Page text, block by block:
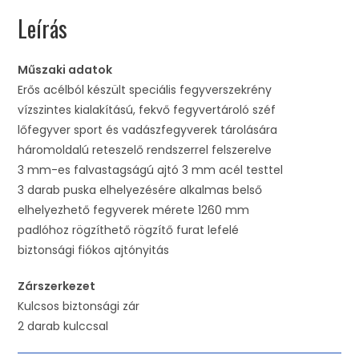
Leírás
Műszaki adatok
Erős acélból készült speciális fegyverszekrény
vízszintes kialakítású, fekvő fegyvertároló széf
lőfegyver sport és vadászfegyverek tárolására
háromoldalú reteszelő rendszerrel felszerelve
3 mm-es falvastagságú ajtó 3 mm acél testtel
3 darab puska elhelyezésére alkalmas belső
elhelyezhető fegyverek mérete 1260 mm
padlóhoz rögzíthető rögzítő furat lefelé
biztonsági fiókos ajtónyitás
Zárszerkezet
Kulcsos biztonsági zár
2 darab kulccsal